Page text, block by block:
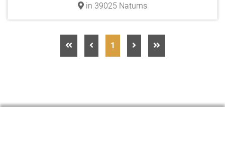
in 39025 Naturns
1